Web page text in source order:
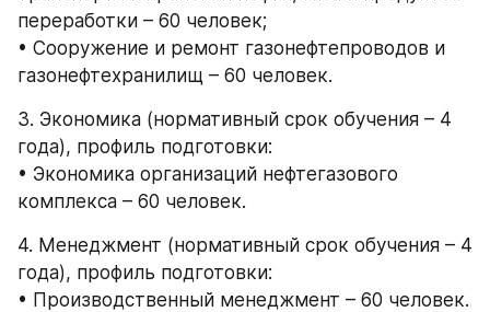
переработки – 60 человек;
• Сооружение и ремонт газонефтепроводов и
газонефтехранилищ – 60 человек.
3. Экономика (нормативный срок обучения – 4
года), профиль подготовки:
• Экономика организаций нефтегазового
комплекса – 60 человек.
4. Менеджмент (нормативный срок обучения – 4
года), профиль подготовки:
• Производственный менеджмент – 60 человек.